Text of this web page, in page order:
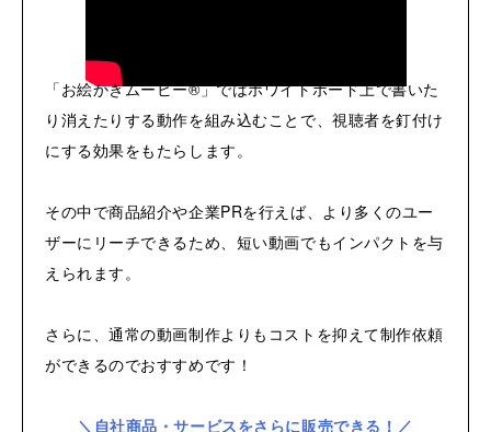
「お絵かきムービー®」ではホワイトボード上で書いた
り消えたりする動作を組み込むことで、視聴者を釘付け
にする効果をもたらします。
その中で商品紹介や企業PRを行えば、より多くのユー
ザーにリーチできるため、短い動画でもインパクトを与
えられます。
さらに、通常の動画制作よりもコストを抑えて制作依頼
ができるのでおすすめです！
＼自社商品・サービスをさらに販売できる！／